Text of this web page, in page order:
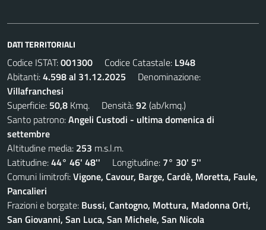
DATI TERRITORIALI
Codice ISTAT:001300 Codice Catastale: L948
Abitanti:4.598 al 31.12.2025 Denominazione:
Villafranchesi
Superficie: 50,8 Kmq. Densità:92 (ab/kmq.)
Santo patrono:Angeli Custodi - ultima domenica di
settembre
Altitudine media: 253 m.s.l.m.
Latitudine:44° 46' 48'' Longitudine: 7° 30' 5''
Comuni limitrofi:Vigone, Cavour, Barge, Cardè, Moretta, Faule,
Pancalieri
Frazioni e borgate: Bussi, Cantogno, Mottura, Madonna Orti,
San Giovanni, San Luca, San Michele, San Nicola